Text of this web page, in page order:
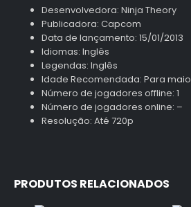
Desenvolvedora: Ninja Theory
Publicadora: Capcom
Data de lançamento: 15/01/2013
Idiomas: Inglês
Legendas: Inglês
Idade Recomendada: Para
Número de jogadores offline: 1
Número de jogadores online: –
Resolução: Até 720p
PRODUTOS RELACIONADOS